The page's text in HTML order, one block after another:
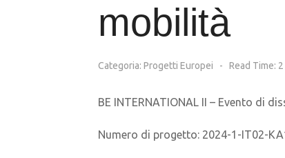
mobilità
Categoria: Progetti Europei Read Time:
BE INTERNATIONAL II – Evento di
Numero di progetto: 2024-1-IT02-